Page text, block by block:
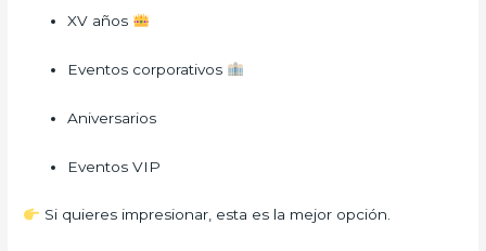
XV años
Eventos corporativos
Aniversarios
Eventos VIP
Si quieres impresionar, esta es la mejor opción.